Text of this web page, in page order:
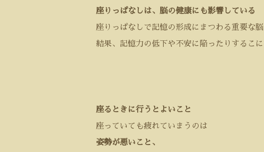
座りっぱなしは、脳の健康にも影響している
座りっぱなしで記憶の形成にまつわる重要な
結果、記憶力の低下や不安に陥ったりするこに
座るときに行うとよいこと
座っていても疲れていまうのは
姿勢が悪いこと、